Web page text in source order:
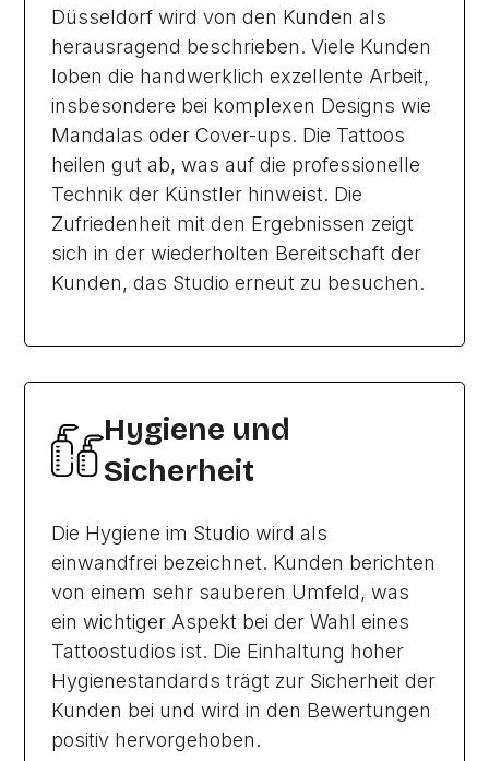
Düsseldorf wird von den Kunden als
herausragend beschrieben. Viele Kunden
loben die handwerklich exzellente Arbeit,
insbesondere bei komplexen Designs wie
Mandalas oder Cover-ups. Die Tattoos
heilen gut ab, was auf die professionelle
Technik der Künstler hinweist. Die
Zufriedenheit mit den Ergebnissen zeigt
sich in der wiederholten Bereitschaft der
Kunden, das Studio erneut zu besuchen.
Hygiene und
Sicherheit
Die Hygiene im Studio wird als
einwandfrei bezeichnet. Kunden berichten
von einem sehr sauberen Umfeld, was
ein wichtiger Aspekt bei der Wahl eines
Tattoostudios ist. Die Einhaltung hoher
Hygienestandards trägt zur Sicherheit der
Kunden bei und wird in den Bewertungen
positiv hervorgehoben.